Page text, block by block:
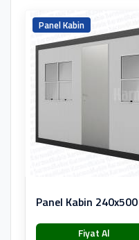
Panel Kabin
Panel Kabin
Fiyat Al